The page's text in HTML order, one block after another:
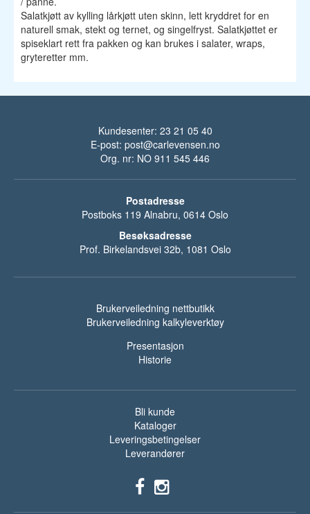
Salatkjøtt av kylling lårkjøtt uten skinn, lett kryddret for en
naturell smak, stekt og ternet, og singelfryst. Salatkjøttet er
spiseklart rett fra pakken og kan brukes i salater, wraps,
gryteretter mm.
Kundesenter: 23 21 05 40
E-post: post@carlevensen.no
Org. nr: NO 911 545 446
Postadresse
Postboks 119 Alnabru, 0614 Oslo
Besøksadresse
Prof. Birkelandsvei 32b, 1081 Oslo
Brukerveiledning nettbutikk
Brukerveiledning kalkyleverktøy
Presentasjon
Historie
Bli kunde
Kataloger
Leveringsbetingelser
Leverandører